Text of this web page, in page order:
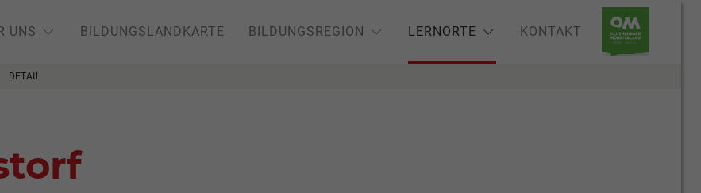
UNS BILDUNGSLANDKARTE BILDUNGSREGION LERNORTE KONTAKT
DETAIL